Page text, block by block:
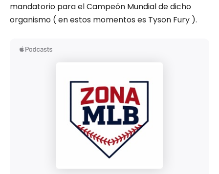
mandatorio para el Campeón Mundial de dicho
organismo ( en estos momentos es Tyson Fury ).